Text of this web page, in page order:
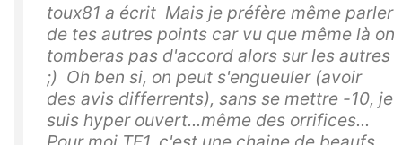
toux81 a écrit Mais je préfère même parler
de tes autres points car vu que même là on
tomberas pas d'accord alors sur les autres
;) Oh ben si, on peut s'engueuler (avoir
des avis differrents), sans se mettre -10, je
suis hyper ouvert...même des orrifices...